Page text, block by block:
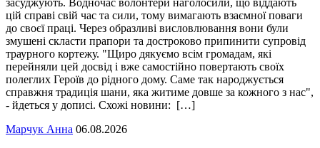
засуджують. Водночас волонтери наголосили, що віддають
цій справі свій час та сили, тому вимагають взаємної поваги
до своєї праці. Через образливі висловлювання вони були
змушені скласти прапори та достроково припинити супровід
траурного кортежу. "Щиро дякуємо всім громадам, які
перейняли цей досвід і вже самостійно повертають своїх
полеглих Героїв до рідного дому. Саме так народжується
справжня традиція шани, яка житиме довше за кожного з нас",
- йдеться у дописі. Схожі новини: […]
Марчук Анна 06.08.2026